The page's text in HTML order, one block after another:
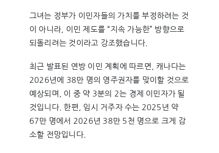
그녀는 정부가 이민자들의 가치를 부정하려는 것
이 아니라, 이민 제도를 “지속 가능한” 방향으로
되돌리려는 것이라고 강조했습니다.
최근 발표된 연방 이민 계획에 따르면, 캐나다는
2026년에 38만 명의 영주권자를 맞이할 것으로
예상되며, 이 중 약 3분의 2는 경제 이민자가 될
것입니다. 한편, 임시 거주자 수는 2025년 약
67만 명에서 2026년 38만 5천 명으로 크게 감
소할 전망입니다.